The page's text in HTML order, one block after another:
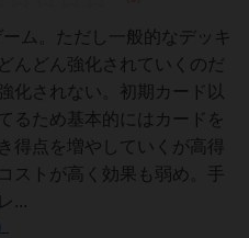
ム。ただし一般的なデッキ
んどん強化されていくのだ
化されない。初期カード以
るため基本的にはカードを
得点を増やしていくが高得
ストが高く効果も弱め。手
...